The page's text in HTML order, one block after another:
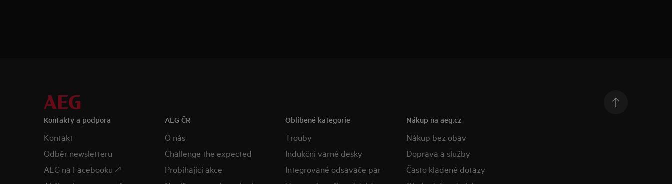
Kontakty a podpora
Kontakt
Odběr newsletteru
AEG na Facebooku 🡕
AEG ČR
O nás
Challenge the expected
Probíhající akce
Oblíbené kategorie
Trouby
Indukční varné desky
Integrované odsavače par
Nákup na aeg.cz
Nákup bez obav
Doprava a služby
Často kladené dotazy